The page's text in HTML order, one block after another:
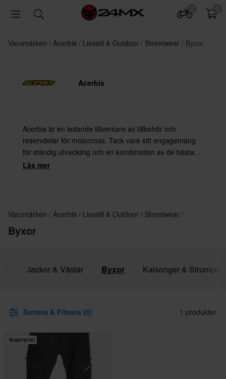
Varumärken Acerbis Livsstil & Outdoor Streetwear Byxor
Acerbis
Acerbis är en ledande tillverkare av tillbehör och
reservdelar för motocross. Tack vare sitt engagemang
för ständig utveckling och en kombination av de bästa
materialen med den senaste teknologin erbjuder Acerbis
Läs mer
Varumärken Acerbis Livsstil & Outdoor Streetwear
Byxor
Jackor & Västar Byxor Kalsonger & Strumpor
Sortera & Filtrera (0) 1 produkter
Superpris!